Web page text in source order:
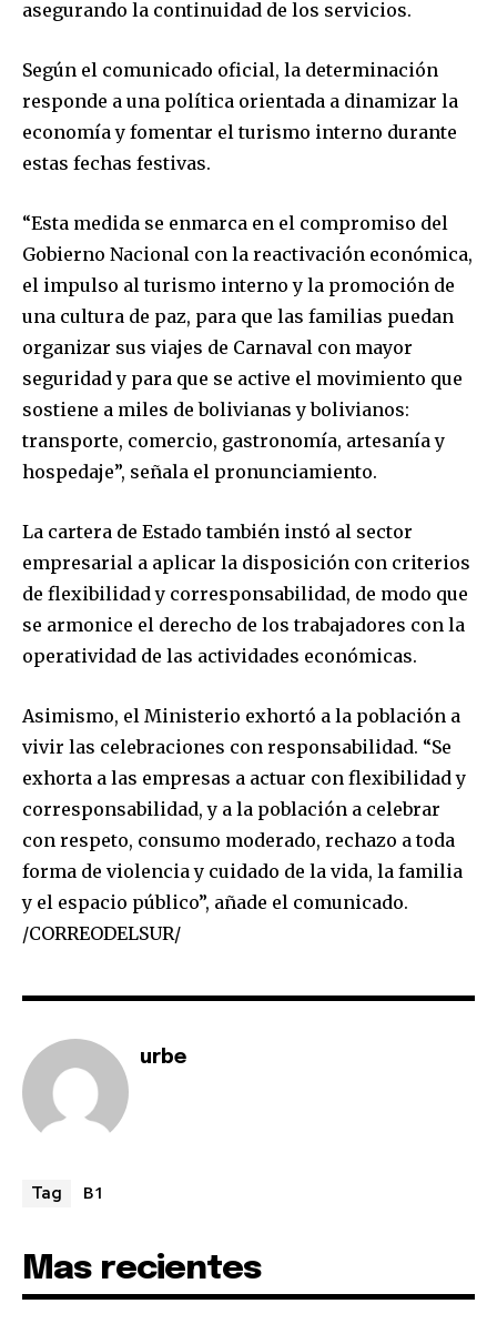
Join our community of
SUBSCRIBERS and be part of the
conversation.
To subscribe, simply enter your email address on our website
or click the subscribe button below. Don't worry, we respect
your privacy and won't spam your inbox. Your information is
asegurando la continuidad de los servicios.
Según el comunicado oficial, la determinación
responde a una política orientada a dinamizar la
economía y fomentar el turismo interno durante
estas fechas festivas.
“Esta medida se enmarca en el compromiso del
Gobierno Nacional con la reactivación económica,
el impulso al turismo interno y la promoción de
una cultura de paz, para que las familias puedan
organizar sus viajes de Carnaval con mayor
seguridad y para que se active el movimiento que
sostiene a miles de bolivianas y bolivianos:
transporte, comercio, gastronomía, artesanía y
hospedaje”, señala el pronunciamiento.
La cartera de Estado también instó al sector
empresarial a aplicar la disposición con criterios
de flexibilidad y corresponsabilidad, de modo que
se armonice el derecho de los trabajadores con la
operatividad de las actividades económicas.
Asimismo, el Ministerio exhortó a la población a
vivir las celebraciones con responsabilidad. “Se
exhorta a las empresas a actuar con flexibilidad y
corresponsabilidad, y a la población a celebrar
con respeto, consumo moderado, rechazo a toda
forma de violencia y cuidado de la vida, la familia
y el espacio público”, añade el comunicado.
/CORREODELSUR/
urbe
Tag B1
Mas recientes